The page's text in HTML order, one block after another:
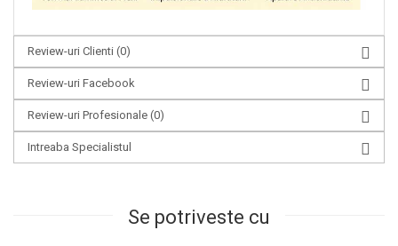
Review-uri Clienti (0)
Review-uri Facebook
Review-uri Profesionale (0)
Intreaba Specialistul
Se potriveste cu